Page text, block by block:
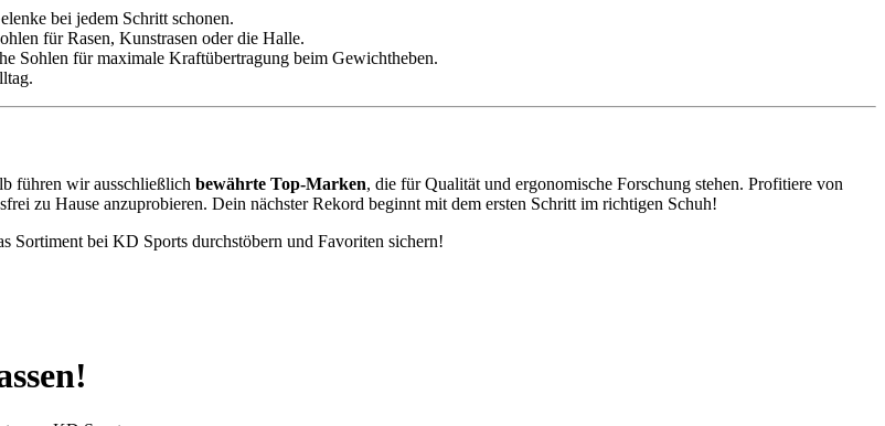
bei jedem Schritt schonen.
für Rasen, Kunstrasen oder die Halle.
Sohlen für maximale Kraftübertragung beim Gewichtheben.
führen wir ausschließlich bewährte Top-Marken, die für Qualität und ergonomische Forschung stehen. Profitiere von
zu Hause anzuprobieren. Dein nächster Rekord beginnt mit dem ersten Schritt im richtigen Schuh!
Sortiment bei KD Sports durchstöbern und Favoriten sichern!